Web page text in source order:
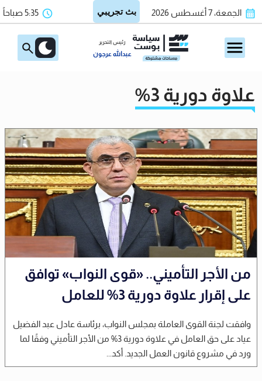
الجمعة، 7 أغسطس 2026 5:35 صباحاً
رئيس التحرير
عبدالله عرجون
علاوة دورية 3%
من الأجر التأميني.. «قوى النواب» توافق
على إقرار علاوة دورية 3% للعامل
وافقت لجنة القوى العاملة بمجلس النواب، برئاسة عادل عبد الفضيل
عياد على حق العامل في علاوة دورية 3% من الأجر التأميني وفقًا لما
ورد في مشروع قانون العمل الجديد. أكد...